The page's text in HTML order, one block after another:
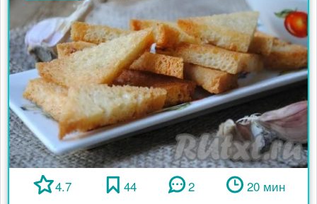
4.7 44 2 20 мин